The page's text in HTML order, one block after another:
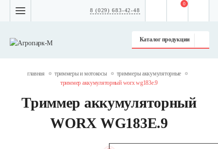
8 (029) 683-42-48
Каталог продукции
0
главная триммеры и мотокосы
триммеры аккумуляторные
триммер аккумуляторный worx wg183e.9
Триммер аккумуляторный
WORX WG183E.9